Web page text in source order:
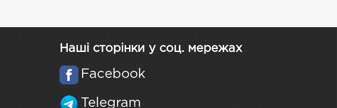
Наші сторінки у соц. мережах
Facebook
Telegram